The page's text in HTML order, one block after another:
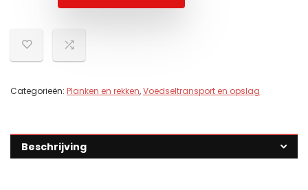
Categorieën: Planken en rekken,Voedseltransport en opslag
Beschrijving